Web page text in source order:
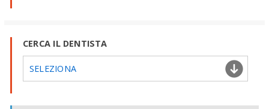
CERCA IL DENTISTA
SELEZIONA